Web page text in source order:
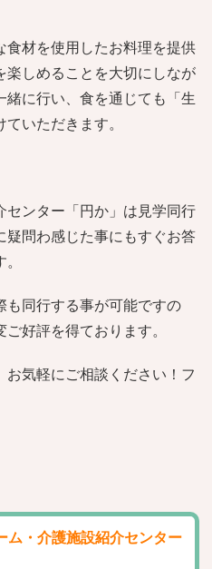
食材を使用したお料理を提供
楽しめることを大切にしなが
緒に行い、食を通じても「生
いただきます。
センター「円か」は見学同行
疑問わ感じた事にもすぐお答
も同行する事が可能ですの
好評を得ております。
気軽にご相談ください！フ
ム・介護施設紹介センター